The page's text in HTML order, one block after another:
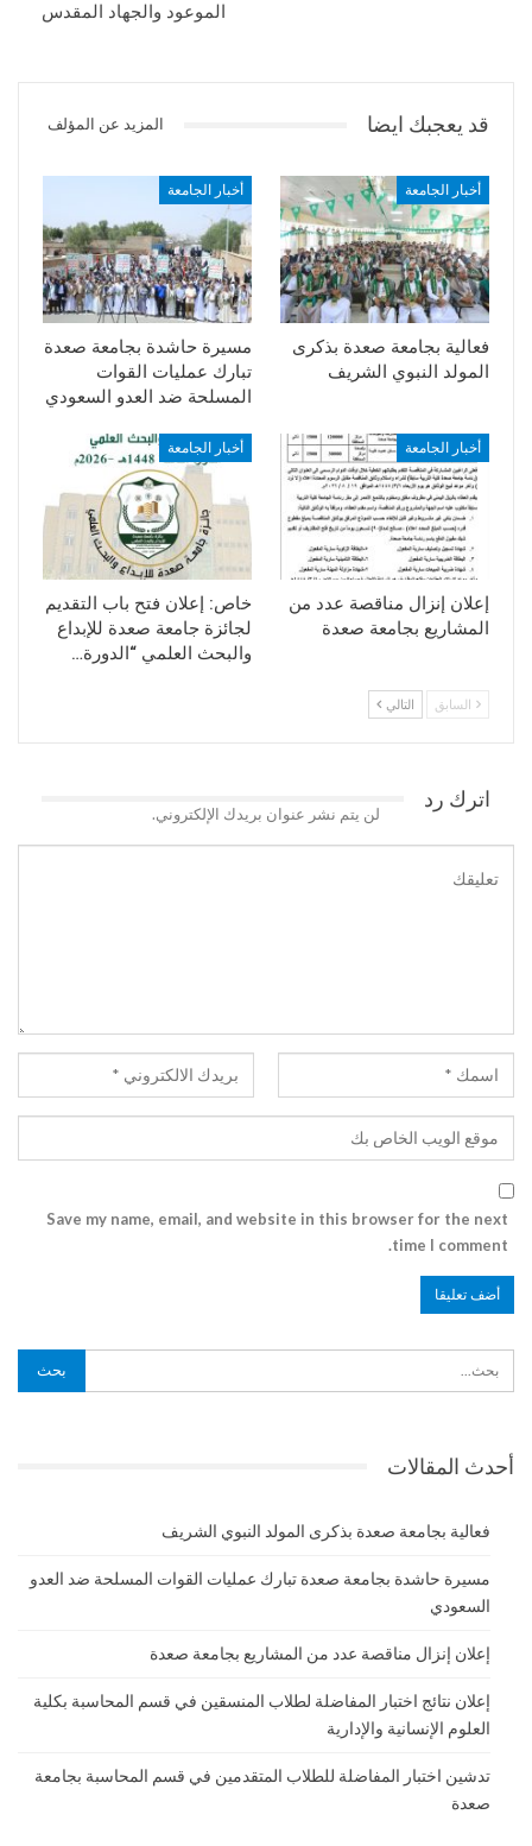
الموعود والجهاد المقدس
قد يعجبك ايضا المزيد عن المؤلف
أخبار الجامعة
فعالية بجامعة صعدة بذكرى
المولد النبوي الشريف
أخبار الجامعة
مسيرة حاشدة بجامعة صعدة
تبارك عمليات القوات
المسلحة ضد العدو السعودي
أخبار الجامعة
إعلان إنزال مناقصة عدد من
المشاريع بجامعة صعدة
أخبار الجامعة
خاص: إعلان فتح باب التقديم
لجائزة جامعة صعدة للإبداع
والبحث العلمي “الدورة…
السابق التالي
اترك رد
لن يتم نشر عنوان بريدك الإلكتروني.
Save my name, email, and website in this browser for the next
time I comment.
أحدث المقالات
فعالية بجامعة صعدة بذكرى المولد النبوي الشريف
مسيرة حاشدة بجامعة صعدة تبارك عمليات القوات المسلحة ضد العدو
السعودي
إعلان إنزال مناقصة عدد من المشاريع بجامعة صعدة
إعلان نتائج اختبار المفاضلة لطلاب المنسقين في قسم المحاسبة بكلية
العلوم الإنسانية والإدارية
تدشين اختبار المفاضلة للطلاب المتقدمين في قسم المحاسبة بجامعة
صعدة